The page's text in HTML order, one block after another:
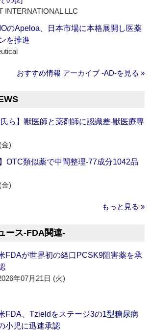
INTERNATIONAL LLC
のApeloa、日本市場に本格展開し医薬
を推進
おすすめ情報 アーカイブ ‐AD‐を見る »
氏ら】獣医師と薬剤師に認識差‐獣医療専
)
OTC類似薬で中間整理‐77成分1042品
)
もっと見る »
ース‐FDA関連‐
FDAが世界初の経口PCSK9阻害薬を承
年07月21日 (火)
FDA、Tzieldをステージ3の1型糖尿病
小児に迅速承認